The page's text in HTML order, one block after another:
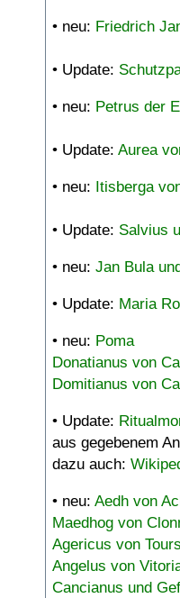
• neu: Friedrich
• Update:
• neu: Petrus der
• Update: Aurea
• neu: Itisberga
• Update: Salvius
• neu: Jan Bula
• Update: Maria
• neu: Poma
Donatianus von
Domitianus von
• Update:
aus gegebenem
dazu auch:
• neu: Aedh von
Maedhog von
Agericus von Tours
Angelus von
Cancianus und